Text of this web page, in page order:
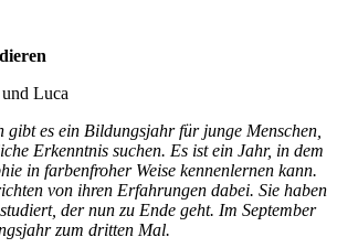
Luca
gibt es ein Bildungsjahr für junge Menschen,
Erkenntnis suchen. Es ist ein Jahr, in dem
in farbenfroher Weise kennenlernen kann.
von ihren Erfahrungen dabei. Sie haben
der nun zu Ende geht. Im September
zum dritten Mal.